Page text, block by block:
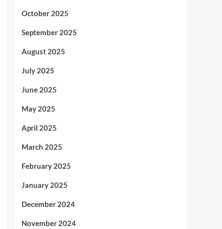
October 2025
September 2025
August 2025
July 2025
June 2025
May 2025
April 2025
March 2025
February 2025
January 2025
December 2024
November 2024